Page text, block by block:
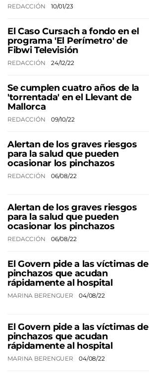
REDACCIÓN 10/01/23
El Caso Cursach a fondo en el
programa 'El Perímetro' de
Fibwi Televisión
REDACCIÓN 24/12/22
Se cumplen cuatro años de la
'torrentada' en el Llevant de
Mallorca
REDACCIÓN 09/10/22
Alertan de los graves riesgos
para la salud que pueden
ocasionar los pinchazos
REDACCIÓN 06/08/22
Alertan de los graves riesgos
para la salud que pueden
ocasionar los pinchazos
REDACCIÓN 06/08/22
El Govern pide a las víctimas de
pinchazos que acudan
rápidamente al hospital
MARINA BERENGUER 04/08/22
El Govern pide a las víctimas de
pinchazos que acudan
rápidamente al hospital
MARINA BERENGUER 04/08/22